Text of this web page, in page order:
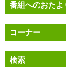
番組へのおたよ
コーナー
検索